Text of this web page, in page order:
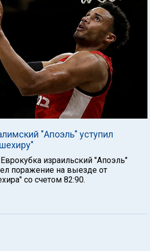
"Апоэль" уступил
израильский "Апоэль"
поражение на выезде от
со счетом 82:90.